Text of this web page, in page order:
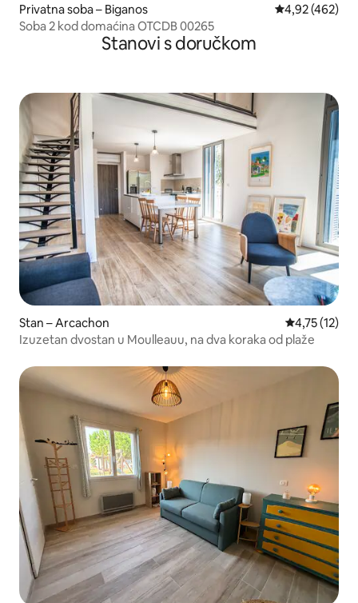
Privatna soba – Biganos Prosječna
4,92 (462)
Soba 2 kod domaćina OTCDB 00265
Stanovi s doručkom
Stan – Arcachon Prosječna
4,75 (12)
Izuzetan dvostan u Moulleauu, na dva koraka od plaže